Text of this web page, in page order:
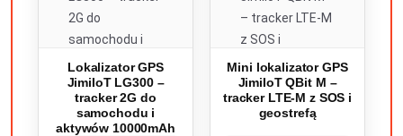
Lokalizator GPS
JimiIoT LG300 –
tracker 2G do
samochodu i
aktywów 10000mAh
Mini lokalizator GPS
JimiIoT QBit M –
tracker LTE-M z SOS i
geostrefą